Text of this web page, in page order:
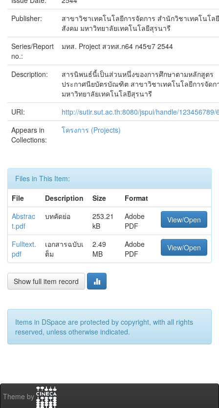
Publisher:
สาขาวิชาเทคโนโลยีการจัดการ สำนักวิชาเทคโนโลยี
สังคม มหาวิทยาลัยเทคโนโลยีสุรนารี
Series/Report
no.:
มทส. Project สวทส.ก64 ก45ข7 2544
Description:
สารนิพนธ์นี้เป็นส่วนหนึ่งของการศึกษาตามหลักสูตร
ประกาศนียบัตรบัณฑิต สาขาวิชาเทคโนโลยีการจัดก
มหาวิทยาลัยเทคโนโลยีสุรนารี
URI:
http://sutir.sut.ac.th:8080/jspui/handle/123456789/
Appears in
Collections:
โครงการ (Projects)
Files in This Item:
File
Description Size
Format
Abstrac
t.pdf
บทคัดย่อ
253.21
kB
Adobe
PDF
View/Open
Fulltext.
pdf
เอกสารฉบับเ
ต็ม
2.49
MB
Adobe
PDF
View/Open
Show full item record
Items in DSpace are protected by copyright, with all rights
reserved, unless otherwise indicated.
Theme by